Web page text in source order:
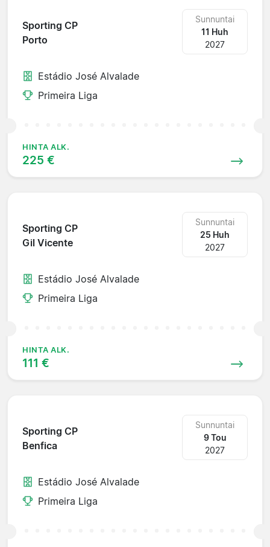
Sporting CP
Porto
Sunnuntai
11 Huh
2027
Estádio José Alvalade
Primeira Liga
HINTA ALK.
225 €
Sporting CP
Gil Vicente
Sunnuntai
25 Huh
2027
Estádio José Alvalade
Primeira Liga
HINTA ALK.
111 €
Sporting CP
Benfica
Sunnuntai
9 Tou
2027
Estádio José Alvalade
Primeira Liga